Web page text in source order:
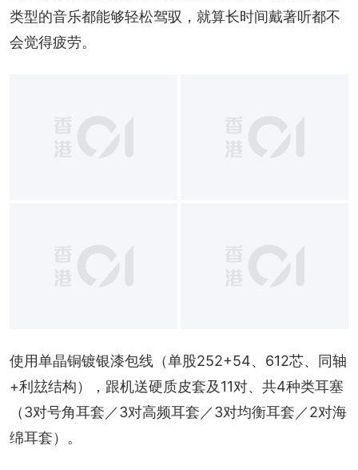
类型的音乐都能够轻松驾驭，就算长时间戴著听都不
会觉得疲劳。
使用单晶铜镀银漆包线（单股252+54、612芯、同轴
+利玆结构），跟机送硬质皮套及11对、共4种类耳塞
（3对号角耳套／3对高频耳套／3对均衡耳套／2对海
绵耳套）。